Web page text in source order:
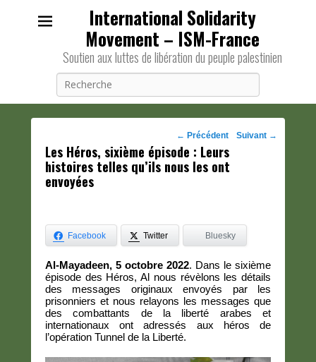
International Solidarity
Movement – ISM-France
Soutien aux luttes de libération du peuple palestinien
Navigation
des
← Précédent Suivant →
Les Héros, sixième épisode : Leurs
histoires telles qu’ils nous les ont
envoyées
Facebook Twitter Bluesky
Al-Mayadeen, 5 octobre 2022. Dans le sixième
épisode des Héros, Al nous révèlons les détails
des messages originaux envoyés par les
prisonniers et nous relayons les messages que
des combattants de la liberté arabes et
internationaux ont adressés aux héros de
l’opération Tunnel de la Liberté.